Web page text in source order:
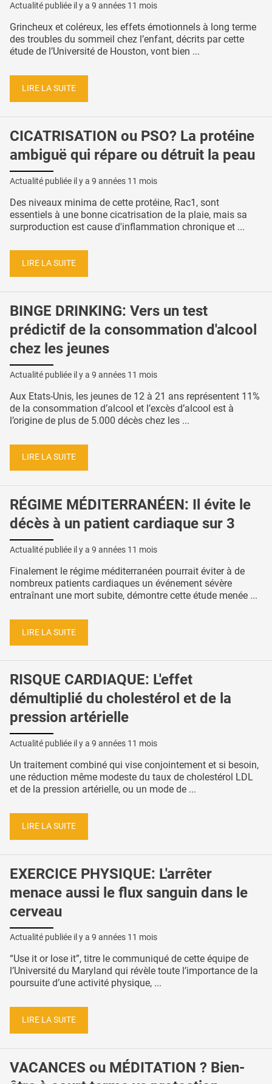
Actualité publiée il y a 9 années 11 mois
Grincheux et coléreux, les effets émotionnels à long terme
des troubles du sommeil chez l’enfant, décrits par cette
étude de l’Université de Houston, vont bien ...
LIRE LA SUITE
CICATRISATION ou PSO? La protéine
ambiguë qui répare ou détruit la peau
Actualité publiée il y a 9 années 11 mois
Des niveaux minima de cette protéine, Rac1, sont
essentiels à une bonne cicatrisation de la plaie, mais sa
surproduction est cause d'inflammation chronique et ...
LIRE LA SUITE
BINGE DRINKING: Vers un test
prédictif de la consommation d'alcool
chez les jeunes
Actualité publiée il y a 9 années 11 mois
Aux Etats-Unis, les jeunes de 12 à 21 ans représentent 11%
de la consommation d’alcool et l’excès d’alcool est à
l’origine de plus de 5.000 décès chez les ...
LIRE LA SUITE
RÉGIME MÉDITERRANÉEN: Il évite le
décès à un patient cardiaque sur 3
Actualité publiée il y a 9 années 11 mois
Finalement le régime méditerranéen pourrait éviter à de
nombreux patients cardiaques un événement sévère
entraînant une mort subite, démontre cette étude menée ...
LIRE LA SUITE
RISQUE CARDIAQUE: L'effet
démultiplié du cholestérol et de la
pression artérielle
Actualité publiée il y a 9 années 11 mois
Un traitement combiné qui vise conjointement et si besoin,
une réduction même modeste du taux de cholestérol LDL
et de la pression artérielle, ou un mode de ...
LIRE LA SUITE
EXERCICE PHYSIQUE: L'arrêter
menace aussi le flux sanguin dans le
cerveau
Actualité publiée il y a 9 années 11 mois
“Use it or lose it”, titre le communiqué de cette équipe de
l’Université du Maryland qui révèle toute l’importance de la
poursuite d’une activité physique, ...
LIRE LA SUITE
VACANCES ou MÉDITATION ? Bien-